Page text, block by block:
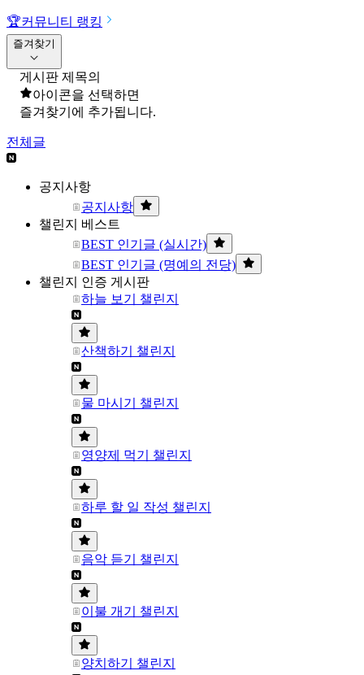
🏆커뮤니티 랭킹
즐겨찾기
게시판 제목의
아이콘을 선택하면
즐겨찾기에 추가됩니다.
전체글
공지사항
공지사항
챌린지 베스트
BEST 인기글 (실시간)
BEST 인기글 (명예의 전당)
챌린지 인증 게시판
하늘 보기 챌린지
산책하기 챌린지
물 마시기 챌린지
영양제 먹기 챌린지
하루 할 일 작성 챌린지
음악 듣기 챌린지
이불 개기 챌린지
양치하기 챌린지